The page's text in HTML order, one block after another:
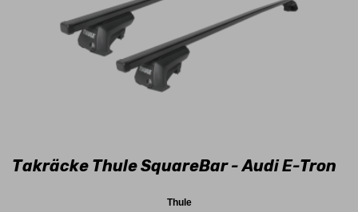
Takräcke Thule SquareBar - Audi E-Tron
Thule